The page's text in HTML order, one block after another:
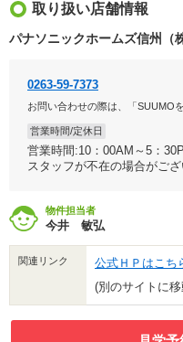
取り扱い店舗情報
パナソニックホームズ信州（
0263-59-7373
お問い合わせの際は、「SUUMO
営業時間/定休日
営業時間:10：00AM～5：
スタッフが不在の場合がご
物件担当者
今井 敏弘
関連リンク
公式ＨＰはこち
(別のサイトに